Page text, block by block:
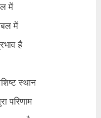
में
में
है
स्थान
परिणाम